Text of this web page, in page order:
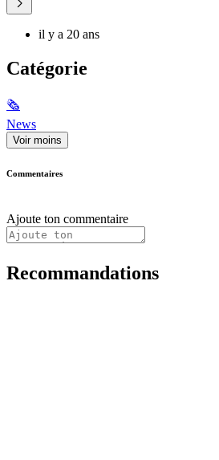
il y a 20 ans
Catégorie
🗞
News
Voir moins
Commentaires
Ajoute ton commentaire
Recommandations